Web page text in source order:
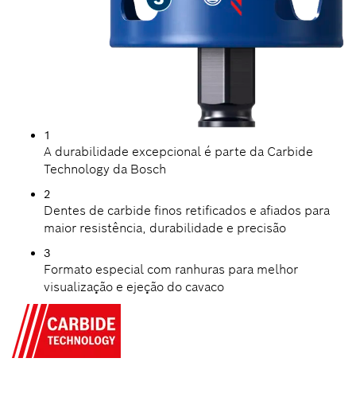
1
A durabilidade excepcional é parte da Carbide
Technology da Bosch
2
Dentes de carbide finos retificados e afiados para
maior resistência, durabilidade e precisão
3
Formato especial com ranhuras para melhor
visualização e ejeção do cavaco